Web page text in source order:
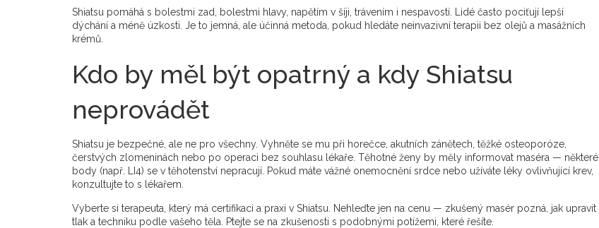
Shiatsu pomáhá s bolestmi zad, bolestmi hlavy, napětím v šíji, trávením i nespavostí. Lidé často pociťují lepší
dýchání a méně úzkosti. Je to jemná, ale účinná metoda, pokud hledáte neinvazivní terapii bez olejů a masážních
krémů.
Kdo by měl být opatrný a kdy Shiatsu
neprovádět
Shiatsu je bezpečné, ale ne pro všechny. Vyhněte se mu při horečce, akutních zánětech, těžké osteoporóze,
čerstvých zlomeninách nebo po operaci bez souhlasu lékaře. Těhotné ženy by měly informovat maséra — některé
body (např. LI4) se v těhotenství nepracují. Pokud máte vážné onemocnění srdce nebo užíváte léky ovlivňující krev,
konzultujte to s lékařem.
Vyberte si terapeuta, který má certifikaci a praxi v Shiatsu. Nehleďte jen na cenu — zkušený masér pozná, jak upravit
tlak a techniku podle vašeho těla. Ptejte se na zkušenosti s podobnými potížemi, které řešíte.